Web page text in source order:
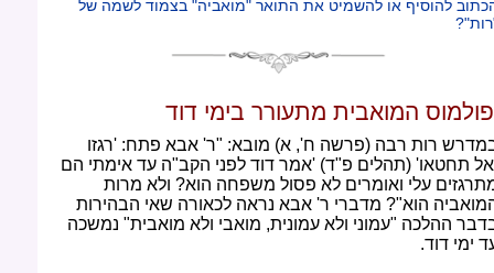
להוסיף או להשמיט את התואר "מואביה" בצמוד לשמה של
פולמוס המואבית מתעורר בימי דוד
רות רבה (פרשה ח', א) מובא: "ר' אבא פתח: 'רגזו
תחטאו' (תהלים פ"ד) 'אמר דוד לפני הקב"ה עד אימתי הם
עלי ואומרים לא פסול משפחה הוא? ולא מרות
הוא"? מדברי ר' אבא נראה לכאורה שאי הבהירות
ההלכה "עמוני ולא עמונית, מואבי ולא מואבית" נמשכה
ימי דוד.